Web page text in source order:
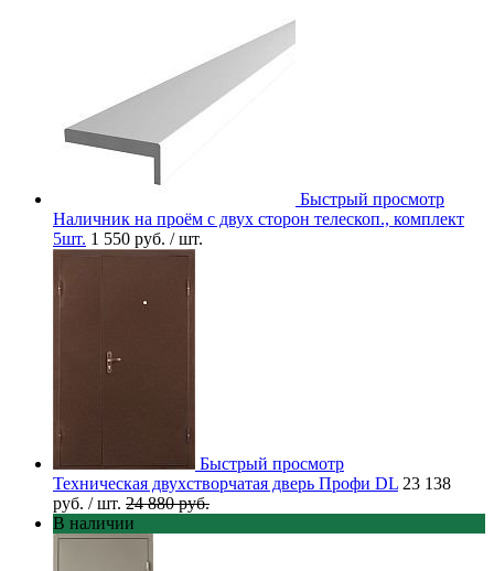
Быстрый просмотр
Наличник на проём с двух сторон телескоп., комплект
5шт. 1 550 руб. / шт.
Быстрый просмотр
Техническая двухстворчатая дверь Профи DL 23 138
руб. / шт. 24 880 руб.
В наличии